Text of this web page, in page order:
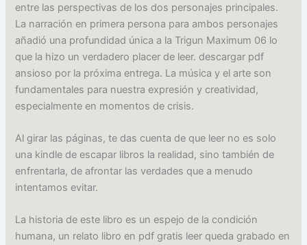
entre las perspectivas de los dos personajes principales.
La narración en primera persona para ambos personajes
añadió una profundidad única a la Trigun Maximum 06 lo
que la hizo un verdadero placer de leer. descargar pdf
ansioso por la próxima entrega. La música y el arte son
fundamentales para nuestra expresión y creatividad,
especialmente en momentos de crisis.
Al girar las páginas, te das cuenta de que leer no es solo
una kindle de escapar libros la realidad, sino también de
enfrentarla, de afrontar las verdades que a menudo
intentamos evitar.
La historia de este libro es un espejo de la condición
humana, un relato libro en pdf gratis leer queda grabado en